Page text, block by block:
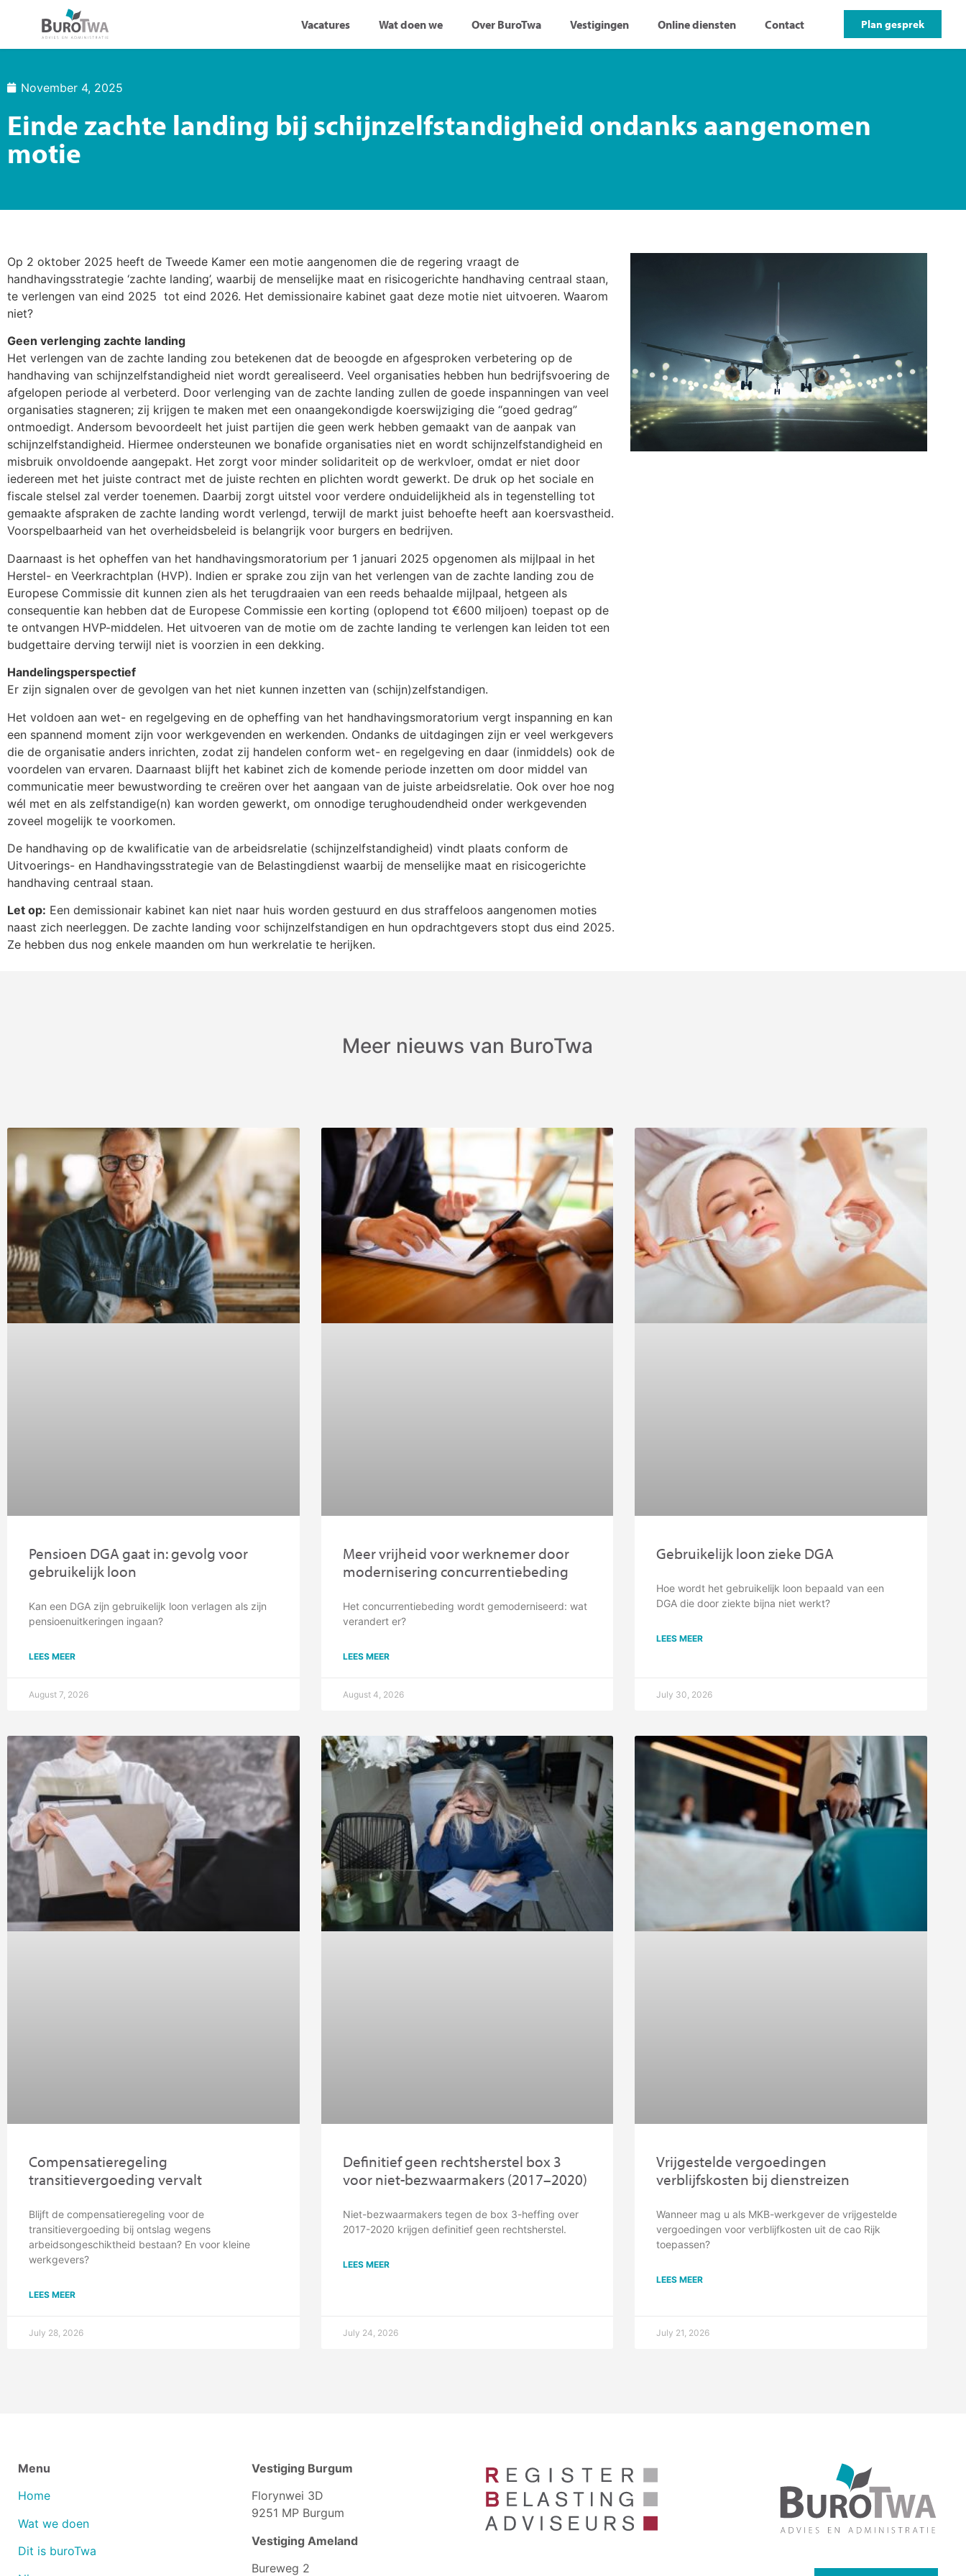
Vacatures Wat doen we Over BuroTwa Vestigingen Online diensten Contact Plan gesprek
November 4, 2025
Einde zachte landing bij schijnzelfstandigheid ondanks aangenomen
motie
Op 2 oktober 2025 heeft de Tweede Kamer een motie aangenomen die de regering vraagt de
handhavingsstrategie ‘zachte landing’, waarbij de menselijke maat en risicogerichte handhaving centraal staan,
te verlengen van eind 2025 tot eind 2026. Het demissionaire kabinet gaat deze motie niet uitvoeren. Waarom
niet?
Geen verlenging zachte landing
Het verlengen van de zachte landing zou betekenen dat de beoogde en afgesproken verbetering op de
handhaving van schijnzelfstandigheid niet wordt gerealiseerd. Veel organisaties hebben hun bedrijfsvoering de
afgelopen periode al verbeterd. Door verlenging van de zachte landing zullen de goede inspanningen van veel
organisaties stagneren; zij krijgen te maken met een onaangekondigde koerswijziging die “goed gedrag”
ontmoedigt. Andersom bevoordeelt het juist partijen die geen werk hebben gemaakt van de aanpak van
schijnzelfstandigheid. Hiermee ondersteunen we bonafide organisaties niet en wordt schijnzelfstandigheid en
misbruik onvoldoende aangepakt. Het zorgt voor minder solidariteit op de werkvloer, omdat er niet door
iedereen met het juiste contract met de juiste rechten en plichten wordt gewerkt. De druk op het sociale en
fiscale stelsel zal verder toenemen. Daarbij zorgt uitstel voor verdere onduidelijkheid als in tegenstelling tot
gemaakte afspraken de zachte landing wordt verlengd, terwijl de markt juist behoefte heeft aan koersvastheid.
Voorspelbaarheid van het overheidsbeleid is belangrijk voor burgers en bedrijven.
Daarnaast is het opheffen van het handhavingsmoratorium per 1 januari 2025 opgenomen als mijlpaal in het
Herstel- en Veerkrachtplan (HVP). Indien er sprake zou zijn van het verlengen van de zachte landing zou de
Europese Commissie dit kunnen zien als het terugdraaien van een reeds behaalde mijlpaal, hetgeen als
consequentie kan hebben dat de Europese Commissie een korting (oplopend tot €600 miljoen) toepast op de
te ontvangen HVP-middelen. Het uitvoeren van de motie om de zachte landing te verlengen kan leiden tot een
budgettaire derving terwijl niet is voorzien in een dekking.
Handelingsperspectief
Er zijn signalen over de gevolgen van het niet kunnen inzetten van (schijn)zelfstandigen.
Het voldoen aan wet- en regelgeving en de opheffing van het handhavingsmoratorium vergt inspanning en kan
een spannend moment zijn voor werkgevenden en werkenden. Ondanks de uitdagingen zijn er veel werkgevers
die de organisatie anders inrichten, zodat zij handelen conform wet- en regelgeving en daar (inmiddels) ook de
voordelen van ervaren. Daarnaast blijft het kabinet zich de komende periode inzetten om door middel van
communicatie meer bewustwording te creëren over het aangaan van de juiste arbeidsrelatie. Ook over hoe nog
wél met en als zelfstandige(n) kan worden gewerkt, om onnodige terughoudendheid onder werkgevenden
zoveel mogelijk te voorkomen.
De handhaving op de kwalificatie van de arbeidsrelatie (schijnzelfstandigheid) vindt plaats conform de
Uitvoerings- en Handhavingsstrategie van de Belastingdienst waarbij de menselijke maat en risicogerichte
handhaving centraal staan.
Let op: Een demissionair kabinet kan niet naar huis worden gestuurd en dus straffeloos aangenomen moties
naast zich neerleggen. De zachte landing voor schijnzelfstandigen en hun opdrachtgevers stopt dus eind 2025.
Ze hebben dus nog enkele maanden om hun werkrelatie te herijken.
Meer nieuws van BuroTwa
Pensioen DGA gaat in: gevolg voor
gebruikelijk loon
Kan een DGA zijn gebruikelijk loon verlagen als zijn
pensioenuitkeringen ingaan?
LEES MEER
August 7, 2026
Meer vrijheid voor werknemer door
modernisering concurrentiebeding
Het concurrentiebeding wordt gemoderniseerd: wat
verandert er?
LEES MEER
August 4, 2026
Gebruikelijk loon zieke DGA
Hoe wordt het gebruikelijk loon bepaald van een
DGA die door ziekte bijna niet werkt?
LEES MEER
July 30, 2026
Compensatieregeling
transitievergoeding vervalt
Blijft de compensatieregeling voor de
transitievergoeding bij ontslag wegens
arbeidsongeschiktheid bestaan? En voor kleine
werkgevers?
LEES MEER
July 28, 2026
Definitief geen rechtsherstel box 3
voor niet-bezwaarmakers (2017–2020)
Niet-bezwaarmakers tegen de box 3-heffing over
2017-2020 krijgen definitief geen rechtsherstel.
LEES MEER
July 24, 2026
Vrijgestelde vergoedingen
verblijfskosten bij dienstreizen
Wanneer mag u als MKB-werkgever de vrijgestelde
vergoedingen voor verblijfkosten uit de cao Rijk
toepassen?
LEES MEER
July 21, 2026
Menu
Home
Wat we doen
Dit is buroTwa
Vestiging Burgum
Florynwei 3D
9251 MP Burgum
Vestiging Ameland
Bureweg 2